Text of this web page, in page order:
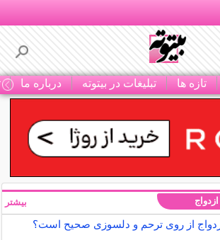
تازه ها تبلیغات در بیتوته درباره ما
ازدواج از روی ترحم و دلسوزی صحیح است؟
بیشتر